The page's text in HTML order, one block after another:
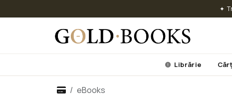
✦
Librărie
eBooks